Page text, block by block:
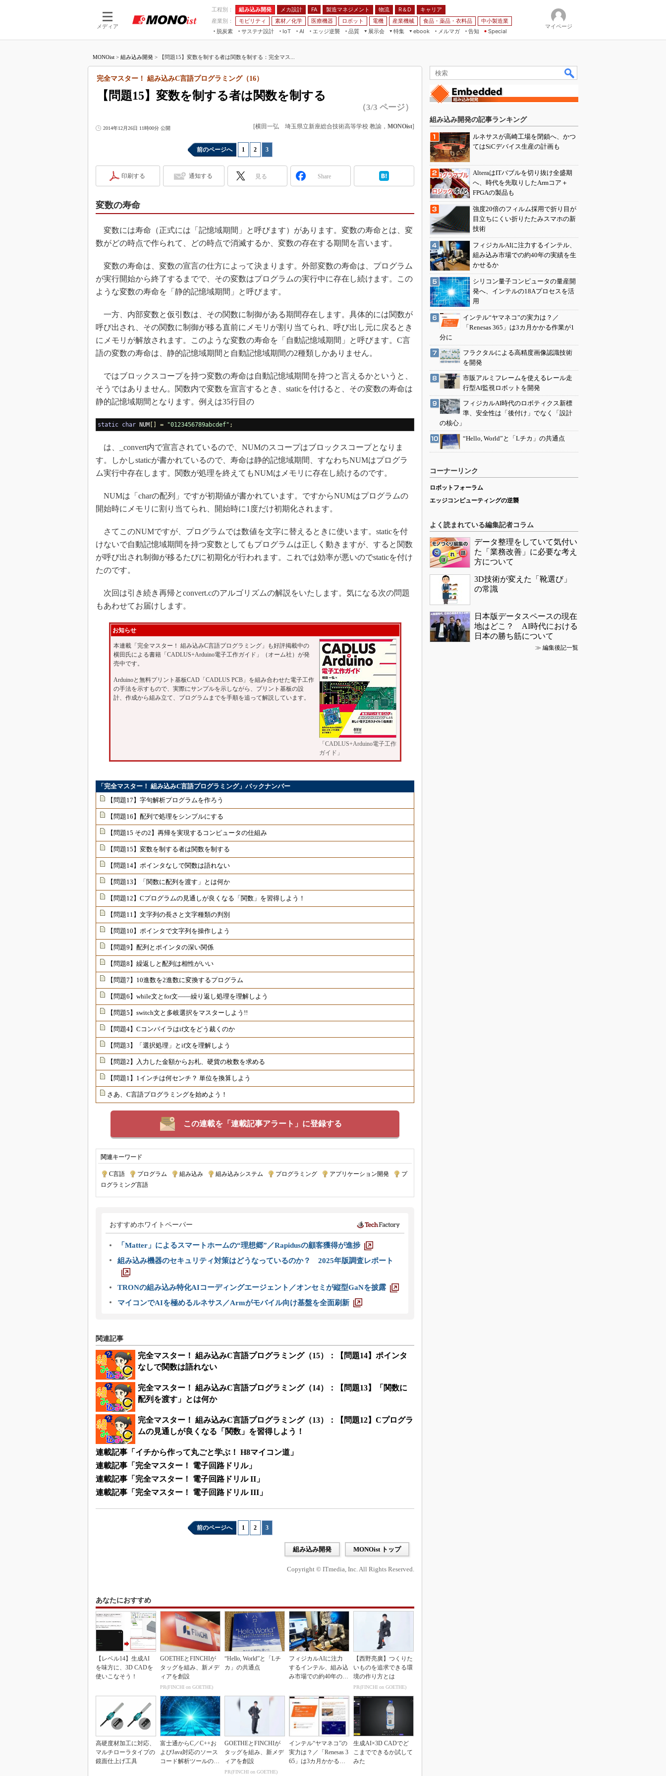
メディア
工程別： 組み込み開発 メカ設計 FA 製造マネジメント 物流 R＆D
キャリア
産業別：
モビリティ 素材／化学 医療機器 ロボット 電機 産業機械 食品・薬品・衣料品
中小製造業
脱炭素
サステナ設計
IoT
つながる工場
つながるサービス
AI
AI×設備保全
Physical AI
エッジ逆襲 品質
展示会
JIMTOF
IIFES
ジャパンモビリティショー
TECHNO-FRONTIER
人テク展
スマート工場EXPO
EdgeTech+
産業オープンネット展
特集
つながるクルマ
VR／AR
フィールドサービス
Windows Embedded
車載ソフト開発
デジタルツインとCAE
インダストリー4.0
メイドインジャパン
植物工場
知財マネジメント
グローバル設計・開発
制御セキュリティ
ebook
メルマガ
告知 Special
マイページ
MONOist > 組み込み開発 > 【問題15】変数を制する者は関数を制する：完全マス...
【問題15】変数を制する者は関数を制する
完全マスター！ 組み込みC言語プログラミング（16）
（3/3 ページ）
2014年12月26日 11時00分 公開 [横田一弘 埼玉県立新座総合技術高等学校 教諭， MONOist]
前のページへ 1 2 3
印刷する 通知する 見る Share
変数の寿命
変数には寿命（正式には「記憶域期間」と呼びます）があります。変数の寿命とは、変
数がどの時点で作られて、どの時点で消滅するか、変数の存在する期間を言います。
変数の寿命は、変数の宣言の仕方によって決まります。外部変数の寿命は、プログラム
が実行開始から終了するまでで、その変数はプログラムの実行中に存在し続けます。この
ような変数の寿命を「静的記憶域期間」と呼びます。
一方、内部変数と仮引数は、その関数に制御がある期間存在します。具体的には関数が
呼び出され、その関数に制御が移る直前にメモリが割り当てられ、呼び出し元に戻るとき
にメモリが解放されます。このような変数の寿命を「自動記憶域期間」と呼びます。C言
語の変数の寿命は、静的記憶域期間と自動記憶域期間の2種類しかありません。
ではブロックスコープを持つ変数の寿命は自動記憶域期間を持つと言えるかというと、
そうではありません。関数内で変数を宣言するとき、staticを付けると、その変数の寿命は
静的記憶域期間となります。例えは35行目の
static char NUM = "0123456789abcdef" ;
は、_convert内で宣言されているので、NUMのスコープはブロックスコープとなりま
す。しかしstaticが書かれているので、寿命は静的記憶域期間、すなわちNUMはプログラ
ム実行中存在します。関数が処理を終えてもNUMはメモリに存在し続けるのです。
NUMは「charの配列」ですが初期値が書かれています。ですからNUMはプログラムの
開始時にメモリに割り当てられ、開始時に1度だけ初期化されます。
さてこのNUMですが、プログラムでは数値を文字に替えるときに使います。staticを付
けないで自動記憶域期間を持つ変数としてもプログラムは正しく動きますが、すると関数
が呼び出され制御が移るたびに初期化が行われます。これでは効率が悪いのでstaticを付け
たのです。
次回は引き続き再帰とconvert.cのアルゴリズムの解説をいたします。気になる次の問題
もあわせてお届けします。
お知らせ
「CADLUS+Arduino電子工作
ガイド」
本連載「完全マスター！ 組み込みC言語プログラミング」も好評掲載中の
横田氏による書籍「CADLUS+Arduino電子工作ガイド」（オーム社）が発
売中です。
Arduinoと無料プリント基板CAD「CADLUS PCB」を組み合わせた電子工作
の手法を示すもので、実際にサンプルを示しながら、プリント基板の設
計、作成から組み立て、プログラムまでを手順を追って解説しています。
「完全マスター！ 組み込みC言語プログラミング」バックナンバー
【問題17】字句解析プログラムを作ろう
【問題16】配列で処理をシンプルにする
【問題15 その2】再帰を実現するコンピュータの仕組み
【問題15】変数を制する者は関数を制する
【問題14】ポインタなしで関数は語れない
【問題13】「関数に配列を渡す」とは何か
【問題12】Cプログラムの見通しが良くなる「関数」を習得しよう！
【問題11】文字列の長さと文字種類の判別
【問題10】ポインタで文字列を操作しよう
【問題9】配列とポインタの深い関係
【問題8】繰返しと配列は相性がいい
【問題7】10進数を2進数に変換するプログラム
【問題6】while文とfor文――繰り返し処理を理解しよう
【問題5】switch文と多岐選択をマスターしよう!!
【問題4】Cコンパイラはif文をどう裁くのか
【問題3】「選択処理」とif文を理解しよう
【問題2】入力した金額からお札、硬貨の枚数を求める
【問題1】1インチは何センチ？ 単位を換算しよう
さあ、C言語プログラミングを始めよう！
この連載を「連載記事アラート」に登録する
関連キーワード
C言語 プログラム 組み込み 組み込みシステム プログラミング アプリケーション開発
プ
ログラミング言語
おすすめホワイトペーパー
「Matter」によるスマートホームの“理想郷”／Rapidusの顧客獲得が進捗
組み込み機器のセキュリティ対策はどうなっているのか？ 2025年版調査レポート
TRONの組み込み特化AIコーディングエージェント／オンセミが縦型GaNを披露
マイコンでAIを極めるルネサス／Armがモバイル向け基盤を全面刷新
関連記事
完全マスター！ 組み込みC言語プログラミング（15）：【問題14】ポインタ
なしで関数は語れない
完全マスター！ 組み込みC言語プログラミング（14）：【問題13】「関数に
配列を渡す」とは何か
完全マスター！ 組み込みC言語プログラミング（13）：【問題12】Cプログラ
ムの見通しが良くなる「関数」を習得しよう！
連載記事「イチから作って丸ごと学ぶ！ H8マイコン道」
連載記事「完全マスター！ 電子回路ドリル」
連載記事「完全マスター！ 電子回路ドリル II」
連載記事「完全マスター！ 電子回路ドリル III」
前のページへ 1 2 3
組み込み開発 MONOist トップ
Copyright © ITmedia, Inc. All Rights Reserved.
あなたにおすすめ
【レベル14】生成AI
を味方に、3D CADを
使いこなそう！
GOETHEとFINCHIが
タッグを組み、新メデ
ィアを創設
PR(FINCHI on GOETHE)
“Hello, World”と「Lチ
カ」の共通点
フィジカルAIに注力
するインテル、組み込
み市場での約40年の実
【西野亮廣】つくりた
いものを追求できる環
境の作り方とは
PR(FINCHI on GOETHE)
高硬度材加工に対応、
マルチローラタイプの
鏡面仕上げ工具
富士通からC／C++お
よびJava対応のソース
コード解析ツールの資
GOETHEとFINCHIが
タッグを組み、新メデ
ィアを創設
PR(FINCHI on GOETHE)
インテル“ヤマネコ”の
実力は？／「Renesas 3
65」は3カ月かかる作
生成AI×3D CADでど
こまでできるか試して
みた
組み込み開発の記事ランキング
ルネサスが高崎工場を閉鎖へ、かつ
てはSiCデバイス生産の計画も
AlteraはITバブルを切り抜け全盛期
へ、時代を先取りしたArmコア＋
FPGAの製品も
強度20倍のフィルム採用で折り目が
目立ちにくい折りたたみスマホの新
技術
フィジカルAIに注力するインテル、
組み込み市場での約40年の実績を生
かせるか
シリコン量子コンピュータの量産開
発へ、インテルの18Aプロセスを活
用
インテル“ヤマネコ”の実力は？／
「Renesas 365」は3カ月かかる作業が1
分に
フラクタルによる高精度画像認識技術
を開発
市販アルミフレームを使えるレール走
行型AI監視ロボットを開発
フィジカルAI時代のロボティクス新標
準、安全性は「後付け」でなく「設計
の核心」
“Hello, World”と「Lチカ」の共通点
コーナーリンク
ロボットフォーラム
エッジコンピューティングの逆襲
よく読まれている編集記者コラム
データ整理をしていて気付い
た「業務改善」に必要な考え
方について
3D技術が変えた「靴選び」
の常識
日本版データスペースの現在
地はどこ？ AI時代における
日本の勝ち筋について
≫ 編集後記一覧